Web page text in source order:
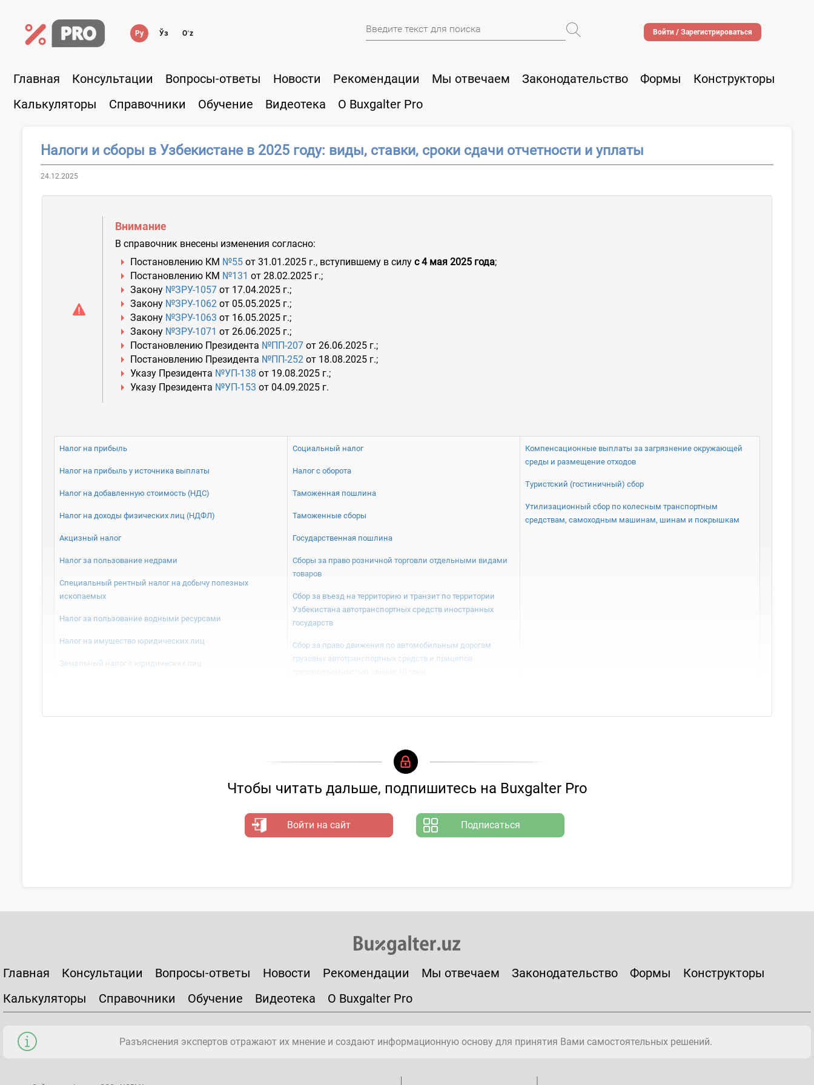
Ру Ўз Oʻz Войти / Зарегистрироваться
Главная Консультации Вопросы-ответы Новости Рекомендации Мы отвечаем Законодательство Формы
Конструкторы
Калькуляторы
Справочники Обучение Видеотека О Buxgalter Pro
Налоги и сборы в Узбекистане в 2025 году: виды, ставки, сроки сдачи отчетности и уплаты
24.12.2025
Внимание
В справочник внесены изменения согласно:
Постановлению КМ №55 от 31.01.2025 г., вступившему в силу с 4 мая 2025 года;
Постановлению КМ №131 от 28.02.2025 г.;
Закону №ЗРУ-1057 от 17.04.2025 г.;
Закону №ЗРУ-1062 от 05.05.2025 г.;
Закону №ЗРУ-1063 от 16.05.2025 г.;
Закону №ЗРУ-1071 от 26.06.2025 г.;
Постановлению Президента №ПП-207 от 26.06.2025 г.;
Постановлению Президента №ПП-252 от 18.08.2025 г.;
Указу Президента №УП-138 от 19.08.2025 г.;
Указу Президента №УП-153 от 04.09.2025 г.
Налог на прибыль
Налог на прибыль у источника выплаты
Налог на добавленную стоимость (НДС)
Налог на доходы физических лиц (НДФЛ)
Акцизный налог
Налог за пользование недрами
Специальный рентный налог на добычу полезных
ископаемых
Налог за пользование водными ресурсами
Налог на имущество юридических лиц
Земельный налог с юридических лиц
Социальный налог
Налог с оборота
Таможенная пошлина
Таможенные сборы
Государственная пошлина
Сборы за право розничной торговли отдельными видами
товаров
Сбор за въезд на территорию и транзит по территории
Узбекистана автотранспортных средств иностранных
государств
Сбор за право движения по автомобильным дорогам
грузовых автотранспортных средств и прицепов
Компенсационные выплаты за загрязнение окружающей
среды и размещение отходов
Туристский (гостиничный) сбор
Утилизационный сбор по колесным транспортным
средствам, самоходным машинам, шинам и покрышкам
Чтобы читать дальше, подпишитесь на Buxgalter Pro
Войти на сайт Подписаться
Главная Консультации Вопросы-ответы Новости Рекомендации Мы отвечаем Законодательство Формы
Конструкторы
Калькуляторы
Справочники Обучение Видеотека О Buxgalter Pro
Разъяснения экспертов отражают их мнение и создают информационную основу для принятия Вами самостоятельных решений.